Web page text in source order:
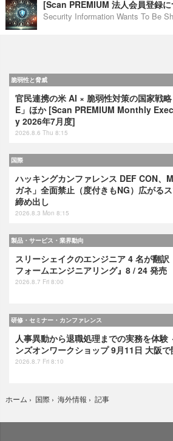
[Scan PREMIUM 法人会員登録
Security Information Wants To Be
脆弱性と脅威
官民連携の米 AI × 脆弱性対策の国家戦
E」ほか [Scan PREMIUM Monthly
y 2026年7月度]
2026.8.6 Thu 8:15
国際
ハッキングカンファレンス DEF CON、
ガネ」全面禁止（度付きもNG）広がる
締め出し
2026.8.3 Mon 8:15
製品・サービス・業界動向
スリーシェイクのエンジニア 4 名が翻訳
フォームエンジニアリング』8 / 24 発売
2026.8.7 Fri 8:00
研修・セミナー・カンファレンス
人事異動から退職処理までの実務を体験
ンズオンワークショップ 9月11日 大阪で
2026.8.7 Fri 8:10
ホーム › 国際 › 海外情報 › 記事